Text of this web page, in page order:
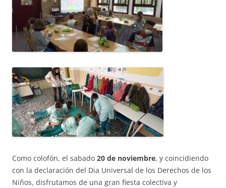
Como colofón, el sabado 20 de noviembre, y coincidiendo
con la declaración del Dia Universal de los Derechos de los
Niños, disfrutamos de una gran fiesta colectiva y
Els comptes clars
Memòria d'activitats
Proposta educativa
ACTUALITAT
Notícies
Butlletins
Diari de la Fundació
Xarxes socials